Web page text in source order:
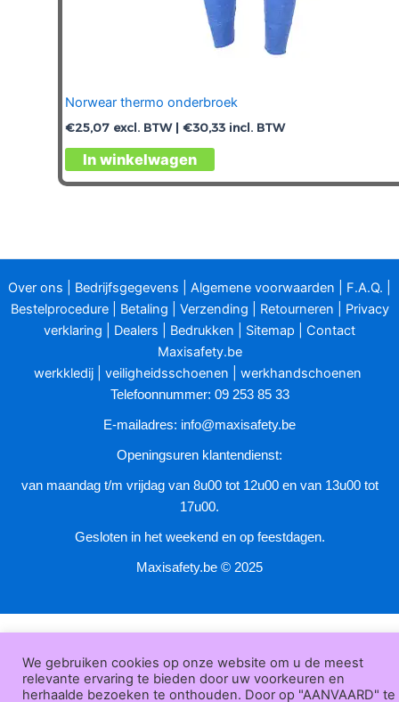
Norwear thermo onderbroek
€25,07 excl. BTW | €30,33 incl. BTW
In winkelwagen
Dit
product
Deze
kan
gekozen
worden
op
de
Over ons Bedrijfsgegevens Algemene voorwaarden F.A.Q.
Bestelprocedure| Betaling Verzending Retourneren
Privacy
verklaring
Dealers Bedrukken Sitemap
Contact
Maxisafety.be
werkkledij
veiligheidsschoenen werkhandschoenen
Telefoonnummer: 09 253 85 33
E-mailadres: info@maxisafety.be
Openingsuren klantendienst:
van maandag t/m vrijdag van 8u00 tot 12u00 en van 13u00 tot
17u00.
Gesloten in het weekend en op feestdagen.
Maxisafety.be © 2025
We gebruiken cookies op onze website om u de meest
relevante ervaring te bieden door uw voorkeuren en
herhaalde bezoeken te onthouden. Door op "AANVAARD" te